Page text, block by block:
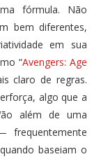
fórmula. Não
bem diferentes,
em sua
“Avengers: Age
claro de regras.
algo que a
além de uma
frequentemente
baseiam o